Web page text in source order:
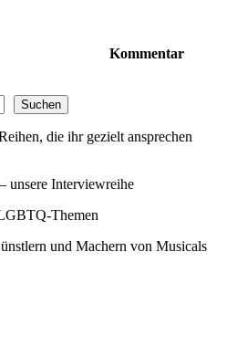
Kommentar
Suchen
die ihr gezielt ansprechen
– unsere Interviewreihe
Themen
und Machern von Musicals